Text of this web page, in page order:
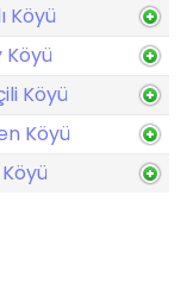
Köyü
Köyü
Köyü
Köyü